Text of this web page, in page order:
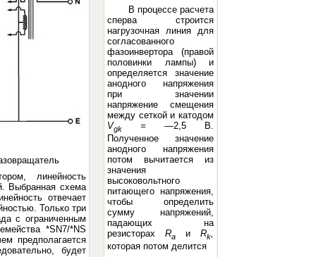
линейность
Выбранная схема
отвечает
Только три
с ограниченным
*SN7/*NS
предполагается
будет
В процессе расчета
сперва строится
нагрузочная линия для
согласованного
фазоинвертора (правой
половинки лампы) и
определяется значение
анодного напряжения
при значении
напряжение смещения
между сеткой и катодом
Vgk = —2,5 В.
Полученное значение
анодного напряжения
потом вычитается из
значения
высоковольтного
питающего напряжения,
чтобы определить
сумму напряжений,
падающих на
резисторах Ra и Rk
которая потом делится